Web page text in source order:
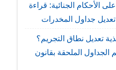
الأحكام الجنائية: قراءة
جداول المخدرات
تعديل نطاق التجريم؟
الملحقة بقانون